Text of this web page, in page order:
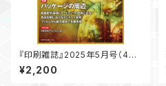
『印刷雑誌』2025年5月号（4月1
8日発行）
¥2,200